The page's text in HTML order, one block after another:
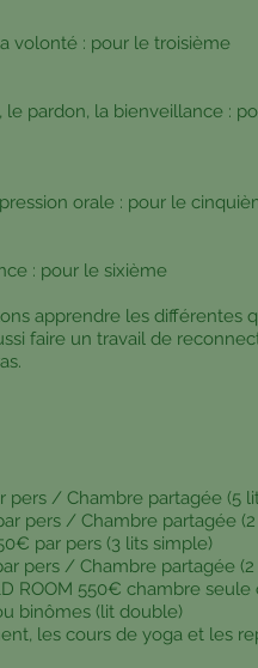
volonté : pour le troisième
le pardon, la bienveillance :
orale : pour le
: pour le sixième
apprendre les différentes
faire un travail de
pers / Chambre partagée (5
pers / Chambre partagée
par pers (3 lits simple)
pers / Chambre partagée
ROOM 550€ chambre
binômes (lit double)
les cours de yoga et les